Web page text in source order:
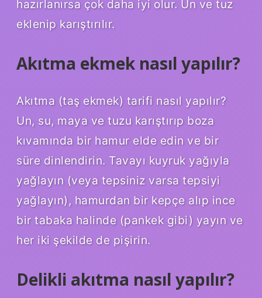
hazırlanırsa çok daha iyi olur. Un ve tuz
eklenip karıştırılır.
Akıtma ekmek nasıl yapılır?
Akıtma (taş ekmek) tarifi nasıl yapılır?
Un, su, maya ve tuzu karıştırıp boza
kıvamında bir hamur elde edin ve bir
süre dinlendirin. Tavayı kuyruk yağıyla
yağlayın (veya tepsiniz varsa tepsiyi
yağlayın), hamurdan bir kepçe alıp ince
bir tabaka halinde (pankek gibi) yayın ve
her iki şekilde de pişirin.
Delikli akıtma nasıl yapılır?